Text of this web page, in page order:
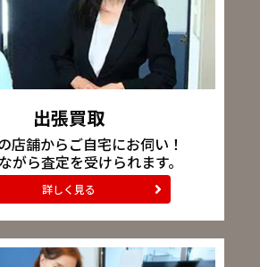
出張買取
店舗からご自宅にお伺い！
がら査定を受けられます。
詳しく見る